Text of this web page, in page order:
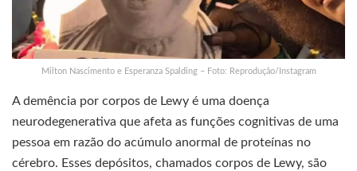
Milton Nascimento e Esperanza Spalding – Foto: Reprodução/Instagram
A demência por corpos de Lewy é uma doença
neurodegenerativa que afeta as funções cognitivas de uma
pessoa em razão do acúmulo anormal de proteínas no
cérebro. Esses depósitos, chamados corpos de Lewy, são